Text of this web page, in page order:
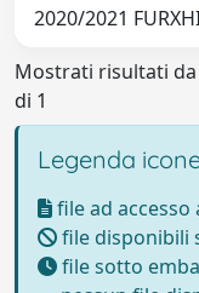
2020/2021
Mostrati risultati da
di 1
Legenda
file ad accesso
file disponibili
file sotto